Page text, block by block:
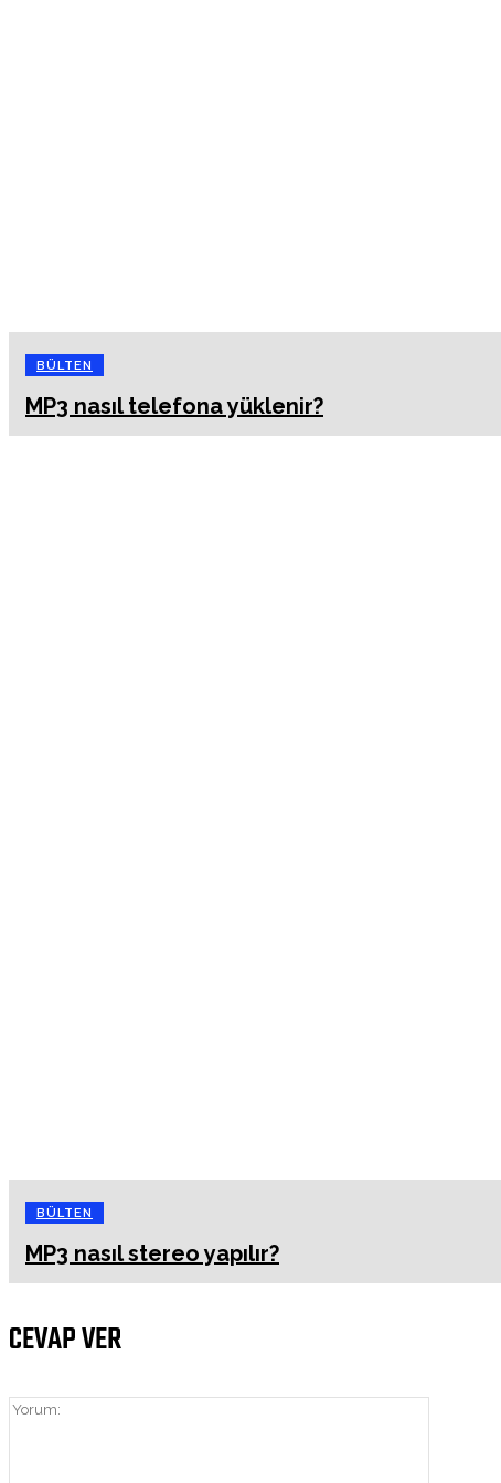
BÜLTEN
MP3 nasıl telefona yüklenir?
BÜLTEN
MP3 nasıl stereo yapılır?
CEVAP VER